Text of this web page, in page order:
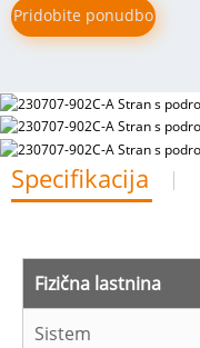
Pridobite ponudbo
Specifikacija
Fizična lastnina
Sistem